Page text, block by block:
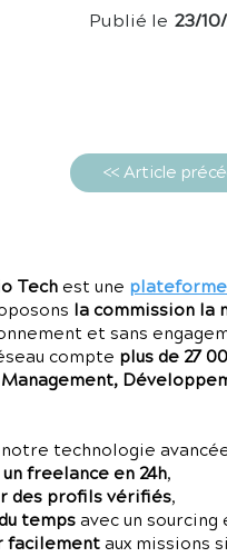
Publié le 23/
<< Article
Tech est une
la commission la
et sans
compte plus de 27
technologie
freelance en 24h,
des profils vérifiés,
tempsavec un
facilementaux missions